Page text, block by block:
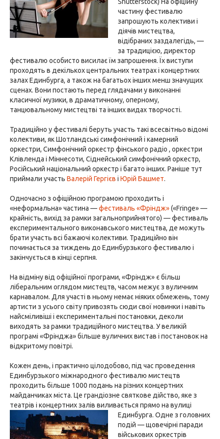
частину фестивалю
запрошують колективи і
діячів мистецтва,
відібраних заздалегідь, —
за традицією, директор
фестивалю особисто висилає їм запрошення. Їх виступи
проходять в декількох центральних театрах і концертних
залах Единбурга, а також на багатьох інших менш значущих
сценах. Вони постають перед глядачами у виконанні
класичної музики, в драматичному, оперному,
танцювальному мистецтві та інших видах творчості.
Традиційно у фестивалі беруть участь такі всесвітньо відомі
колективи, як Шотландські симфонічний і камерний
оркестри, Симфонічний оркестр фінського радіо , оркестри
Клівленда і Міннесоти, Сіднейський симфонічний оркестр,
Російський національний оркестр і багато інших. Раніше тут
приймали участь Валерій Гергієв і Юрій Башмет.
Одночасно з офіційною програмою проходить і
«неформальна» частина —фестиваль «Фріндж»(«Fringe» —
крайність, вихід за рамки загальноприйнятого) — фестиваль
експериментального виконавського мистецтва, де можуть
брати участь всі бажаючі колективи. Традиційно він
починається за тиждень до Единбурзького фестивалю і
закінчується в кінці серпня.
На відміну від офіційної програми, «Фріндж» є більш
ліберальним оглядом мистецтв, часом межує з вуличним
карнавалом. Для участі в ньому немає ніяких обмежень, тому
артисти з усього світу привозять сюди свої новинки і навіть
найсміливіші і експериментальні постановки, деколи
виходять за рамки традиційного мистецтва. У великій
програмі «Фрінджа» більше вуличних вистав і постановок на
відкритому повітрі.
Кожен день, і практично цілодобово, під час проведення
Единбурзького міжнародного фестивалю мистецтв
проходить більше 1000 подань на різних концертних
майданчиках міста. Це грандіозне святкове дійство, яке з
театрів і концертних залів виливається прямо на вулиці
Единбурга. Одне з головних
подій — щовечірні паради
військових оркестрів